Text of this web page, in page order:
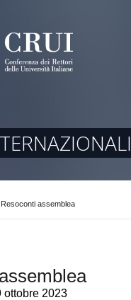
Resoconti assemblea
ottobre 2023